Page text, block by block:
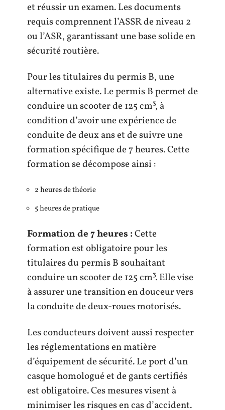
et réussir un examen. Les documents
requis comprennent l’ASSR de niveau 2
ou l’ASR, garantissant une base solide en
sécurité routière.
Pour les titulaires du permis B, une
alternative existe. Le permis B permet de
conduire un scooter de 125 cm³, à
condition d’avoir une expérience de
conduite de deux ans et de suivre une
formation spécifique de 7 heures. Cette
formation se décompose ainsi :
2 heures de théorie
5 heures de pratique
Formation de 7 heures :Cette
formation est obligatoire pour les
titulaires du permis B souhaitant
conduire un scooter de 125 cm³. Elle vise
à assurer une transition en douceur vers
la conduite de deux-roues motorisés.
Les conducteurs doivent aussi respecter
les réglementations en matière
d’équipement de sécurité. Le port d’un
casque homologué et de gants certifiés
est obligatoire. Ces mesures visent à
minimiser les risques en cas d’accident.